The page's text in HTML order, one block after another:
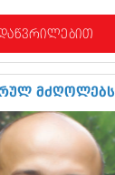
(297)
(279)
(256)
(368)
მძღოლებს